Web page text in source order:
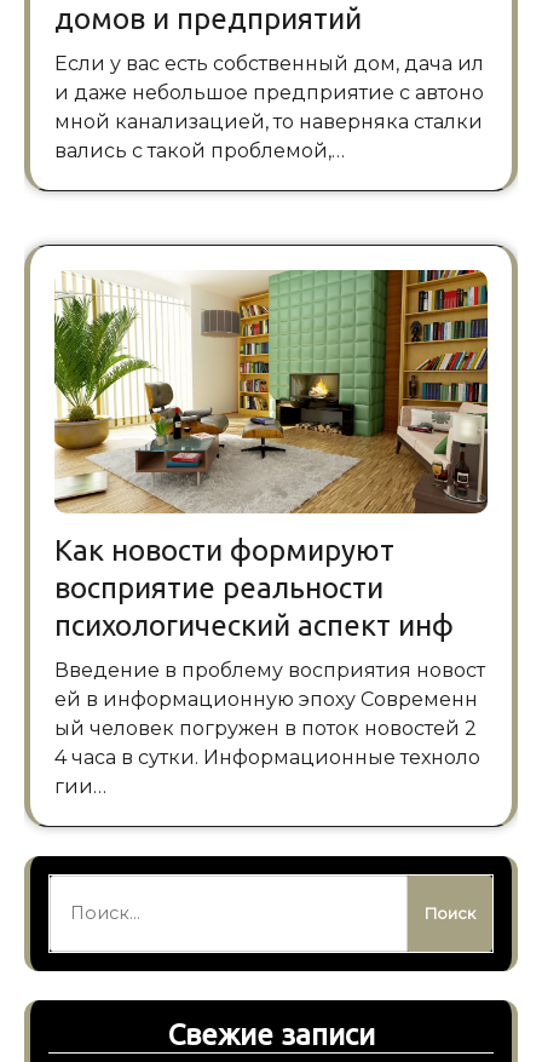
домов и предприятий
Если у вас есть собственный дом, дача ил
и даже небольшое предприятие с автоно
мной канализацией, то наверняка сталки
вались с такой проблемой,…
Как новости формируют
восприятие реальности
психологический аспект инф
Введение в проблему восприятия новост
ей в информационную эпоху Современн
ый человек погружен в поток новостей 2
4 часа в сутки. Информационные техноло
гии…
Свежие записи